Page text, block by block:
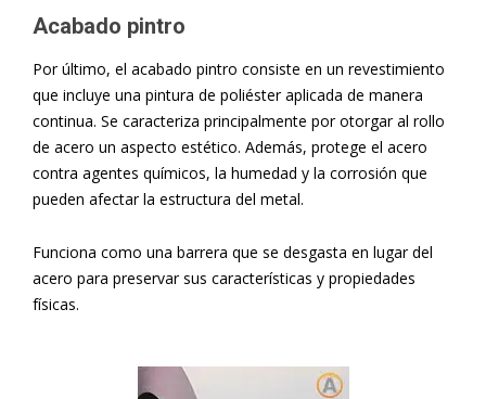
Acabado pintro
Por último, el acabado pintro consiste en un revestimiento
que incluye una pintura de poliéster aplicada de manera
continua. Se caracteriza principalmente por otorgar al rollo
de acero un aspecto estético. Además, protege el acero
contra agentes químicos, la humedad y la corrosión que
pueden afectar la estructura del metal.
Funciona como una barrera que se desgasta en lugar del
acero para preservar sus características y propiedades
físicas.